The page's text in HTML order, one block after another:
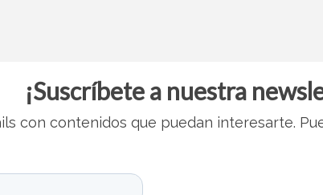
¡Suscríbete a nuestra
con contenidos que puedan interesarte.